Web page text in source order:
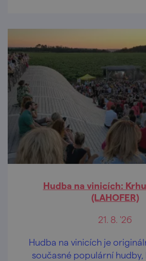
Hudba na vinicích:
(LAHOFER)
21. 8. '26
Hudba na vinicích je
současné populární